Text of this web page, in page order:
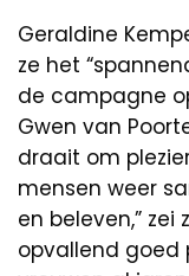
Geraldine
ze het
de campagne
Gwen van
draait om
mensen weer
en beleven,” zei
opvallend goed